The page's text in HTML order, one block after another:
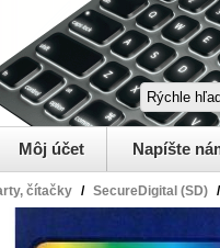
Môj účet Napíšte
čítačky / SecureDigital (SD) /